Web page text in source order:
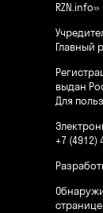
RZN.info»
Главный
выдан
Для
+7 (4912)